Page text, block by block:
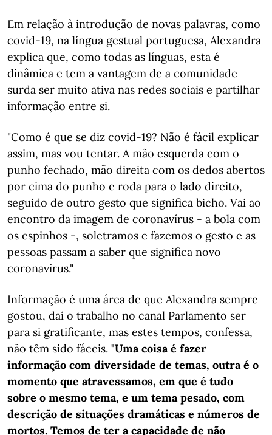
Em relação à introdução de novas palavras, como
covid-19, na língua gestual portuguesa, Alexandra
explica que, como todas as línguas, esta é
dinâmica e tem a vantagem de a comunidade
surda ser muito ativa nas redes sociais e partilhar
informação entre si.
"Como é que se diz covid-19? Não é fácil explicar
assim, mas vou tentar. A mão esquerda com o
punho fechado, mão direita com os dedos abertos
por cima do punho e roda para o lado direito,
seguido de outro gesto que significa bicho. Vai ao
encontro da imagem de coronavírus - a bola com
os espinhos -, soletramos e fazemos o gesto e as
pessoas passam a saber que significa novo
coronavírus."
Informação é uma área de que Alexandra sempre
gostou, daí o trabalho no canal Parlamento ser
para si gratificante, mas estes tempos, confessa,
não têm sido fáceis. "Uma coisa é fazer
informação com diversidade de temas, outra é o
momento que atravessamos, em que é tudo
sobre o mesmo tema, e um tema pesado, com
descrição de situações dramáticas e números de
mortos. Temos de ter a capacidade de não